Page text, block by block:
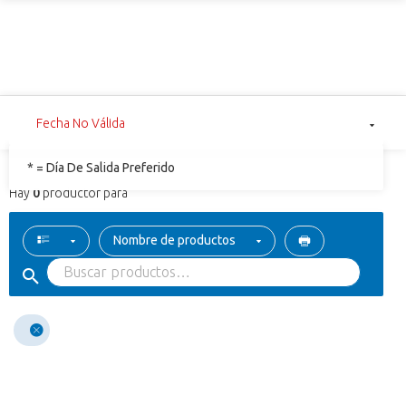
Fecha No Válida
* = Día De Salida Preferido
Hay 0 productor para
Nombre de productos